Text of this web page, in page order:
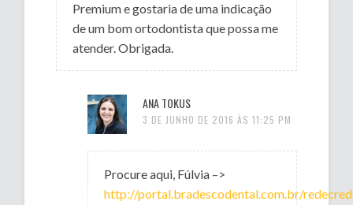
Premium e gostaria de uma indicação
de um bom ortodontista que possa me
atender. Obrigada.
ANA TOKUS
3 DE JUNHO DE 2016 ÀS 11:25 PM
Procure aqui, Fúlvia –>
http://portal.bradescodental.com.br/